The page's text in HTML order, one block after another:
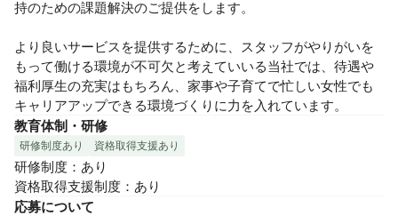
持のための課題解決のご提供をします。
より良いサービスを提供するために、スタッフがやりがいを
もって働ける環境が不可欠と考えていいる当社では、待遇や
福利厚生の充実はもちろん、家事や子育てで忙しい女性でも
キャリアアップできる環境づくりに力を入れています。
教育体制・研修
研修制度あり 資格取得支援あり
研修制度：あり
資格取得支援制度：あり
応募について